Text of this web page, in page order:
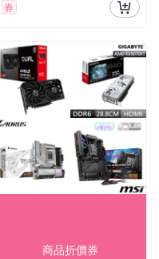
券
商品折價券